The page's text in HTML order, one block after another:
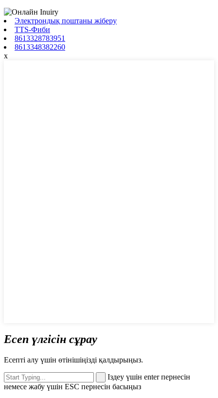
Электрондық поштаны жіберу
TTS-Фиби
8613328783951
8613348382260
x
Есеп үлгісін сұрау
Есепті алу үшін өтінішіңізді қалдырыңыз.
Іздеу үшін enter пернесін
немесе жабу үшін ESC пернесін басыңыз